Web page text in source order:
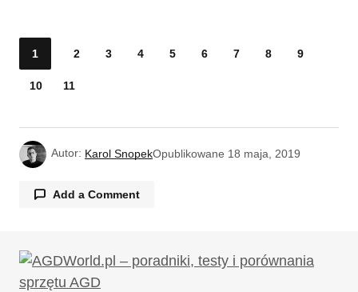
1 2 3 4 5 6 7 8 9
10 11
Autor: Karol SnopekOpublikowane 18 maja, 2019
Add a Comment
Twój adres email nie zostanie opublikowany.
Wymagane pola są oznaczone